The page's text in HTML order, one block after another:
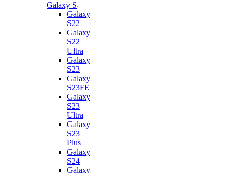
Galaxy S
Galaxy
S22
Galaxy
S22
Ultra
Galaxy
S23
Galaxy
S23FE
Galaxy
S23
Ultra
Galaxy
S23
Plus
Galaxy
S24
Galaxy